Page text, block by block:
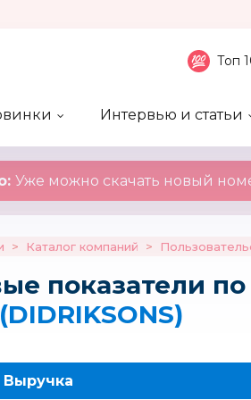
Топ
Интервью и статьи
Уже можно скачать новый
> Каталог компаний >
показатели по
Выручка